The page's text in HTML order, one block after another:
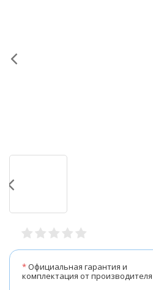
*Официальная гарантия и
комплектация от производителя